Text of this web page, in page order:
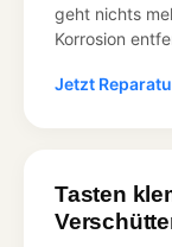
geht nichts
Korrosion
Jetzt
Tasten